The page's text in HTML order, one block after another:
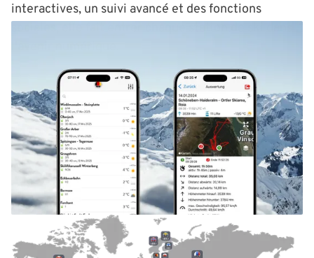
interactives, un suivi avancé et des fonctions